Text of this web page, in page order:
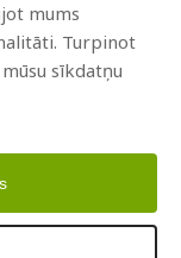
mums
Turpinot
sīkdatņu